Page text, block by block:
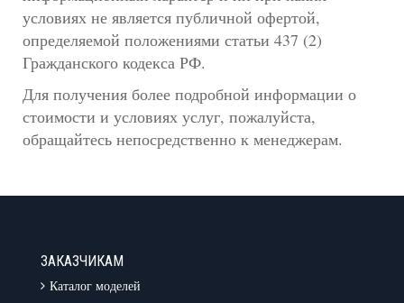
условиях не является публичной офертой,
определяемой положениями статьи 437 (2)
Гражданского кодекса РФ.
Для получения более подробной информации о
стоимости и условиях услуг, пожалуйста,
обращайтесь непосредственно к менеджерам.
ЗАКАЗЧИКАМ
Каталог моделей